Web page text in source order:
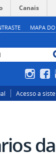
Canais
MAPA DO
Acesso a
da